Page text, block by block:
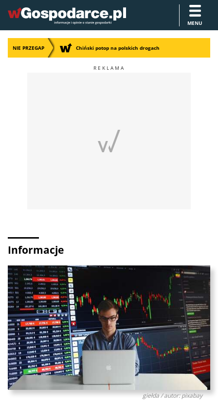
MENU
NIE PRZEGAP Chiński potop na polskich drogach
Informacje
giełda / autor: pixabay